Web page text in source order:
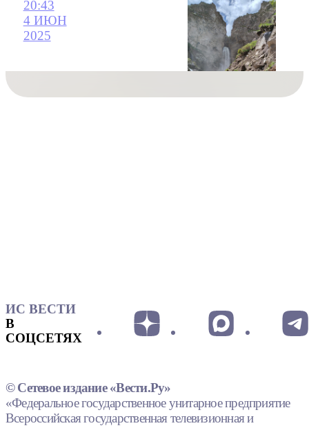
20:43
4 ИЮН
2025
ИС ВЕСТИ
В
СОЦСЕТЯХ
© Сетевое издание «Вести.Ру»
«Федеральное государственное унитарное предприятие
Всероссийская государственная телевизионная и